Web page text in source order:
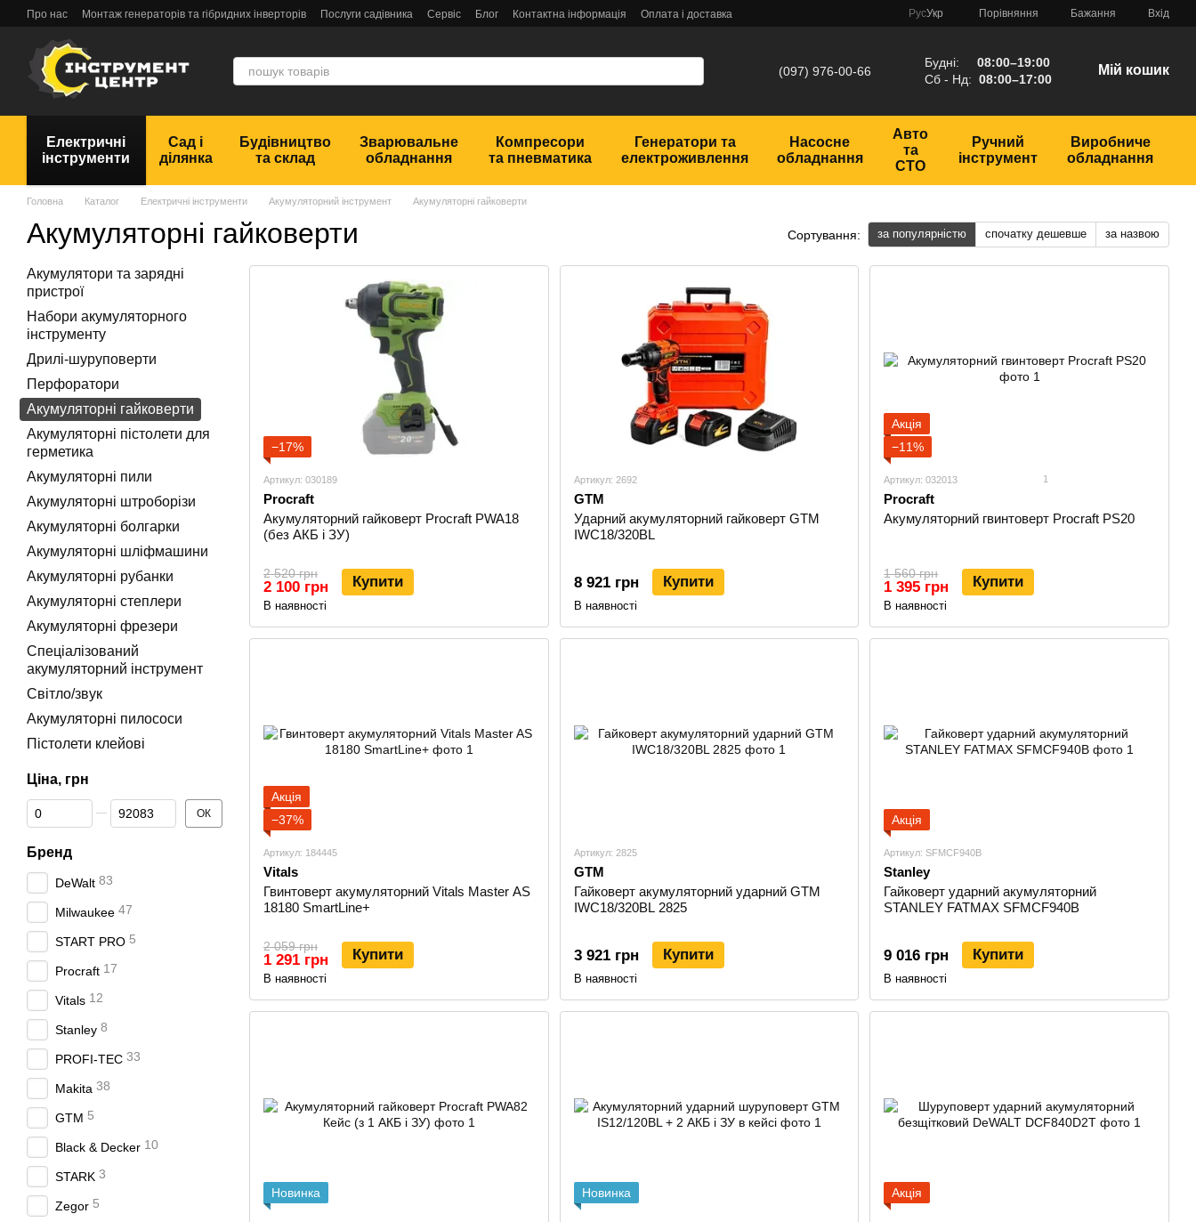
Перейти до основного контенту
Про нас Монтаж генераторів та гібридних інверторів Послуги садівника Сервіс Блог Контактна інформація
Оплата і доставка
РусУкр Порівняння Бажання Вхід
(097) 976-00-66
Будні: 08:00–19:00
Сб - Нд: 08:00–17:00
Мій кошик
Електричні
інструменти
Сад і
ділянка
Будівництво
та склад
Зварювальне
обладнання
Компресори
та пневматика
Генератори та
електроживлення
Насосне
обладнання
Авто
та
СТО
Ручний
інструмент
Виробниче
обладнання
Головна Каталог Електричні інструменти Акумуляторний інструмент Акумуляторні гайковерти
Акумуляторні гайковерти Сортування: за популярністю спочатку дешевше за назвою
−17%
Артикул: 030189
Procraft
Акумуляторний гайковерт Procraft PWA18
(без АКБ і ЗУ)
2 520 грн
2 100 грн Купити
В наявності
Артикул: 2692
GTM
Ударний акумуляторний гайковерт GTM
IWC18/320BL
8 921 грн Купити
В наявності
Акція
−11%
Артикул: 032013 1
Procraft
Акумуляторний гвинтоверт Procraft PS20
1 560 грн
1 395 грн Купити
В наявності
Акція
−37%
Артикул: 184445
Vitals
Гвинтоверт акумуляторний Vitals Master AS
18180 SmartLine+
2 059 грн
1 291 грн Купити
В наявності
Артикул: 2825
GTM
Гайковерт акумуляторний ударний GTM
IWC18/320BL 2825
3 921 грн Купити
В наявності
Акція
Артикул: SFMCF940B
Stanley
Гайковерт ударний акумуляторний
STANLEY FATMAX SFMCF940B
9 016 грн Купити
В наявності
Новинка Новинка Акція
Акумулятори та зарядні
пристрої
Набори акумуляторного
інструменту
Дрилі-шуруповерти
Перфоратори
Акумуляторні гайковерти
Акумуляторні пістолети для
герметика
Акумуляторні пили
Акумуляторні штроборізи
Акумуляторні болгарки
Акумуляторні шліфмашини
Акумуляторні рубанки
Акумуляторні степлери
Акумуляторні фрезери
Спеціалізований
акумуляторний інструмент
Світло/звук
Акумуляторні пилососи
Пістолети клейові
Ціна, грн
Від Ціна, грн
До Ціна, грн ОК
Бренд
DeWalt 83
Milwaukee 47
START PRO 5
Procraft 17
Vitals 12
Stanley 8
PROFI-TEC 33
Makita 38
GTM 5
Black & Decker 10
STARK 3
Zegor 5